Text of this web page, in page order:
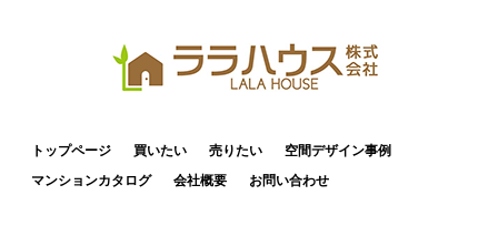
来店予約
トップページ 買いたい 売りたい
空間デザイン事例
マンションカタログ
会社概要 お問い合わせ